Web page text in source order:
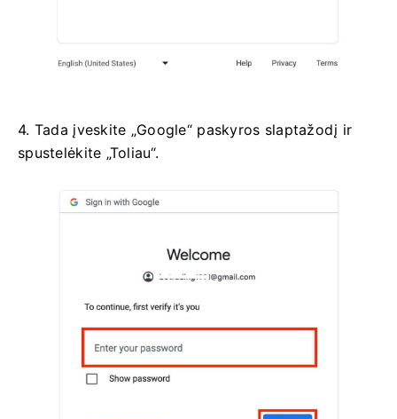
4. Tada įveskite „Google“ paskyros slaptažodį ir
spustelėkite „Toliau“.